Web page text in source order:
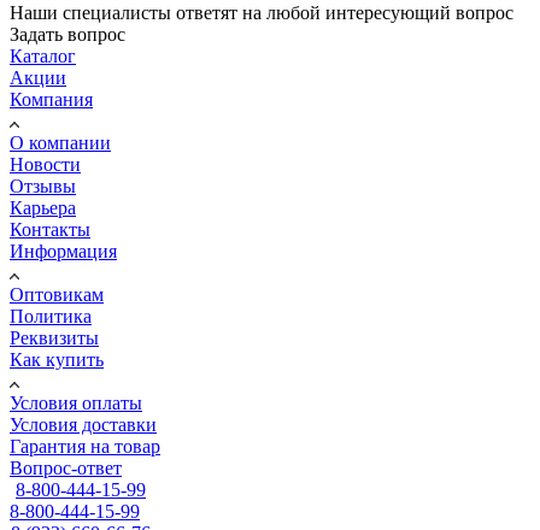
Наши специалисты ответят на любой интересующий вопрос
Задать вопрос
Каталог
Акции
Компания
О компании
Новости
Отзывы
Карьера
Контакты
Информация
Оптовикам
Политика
Реквизиты
Как купить
Условия оплаты
Условия доставки
Гарантия на товар
Вопрос-ответ
8-800-444-15-99
8-800-444-15-99